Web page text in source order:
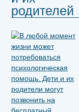
родителей